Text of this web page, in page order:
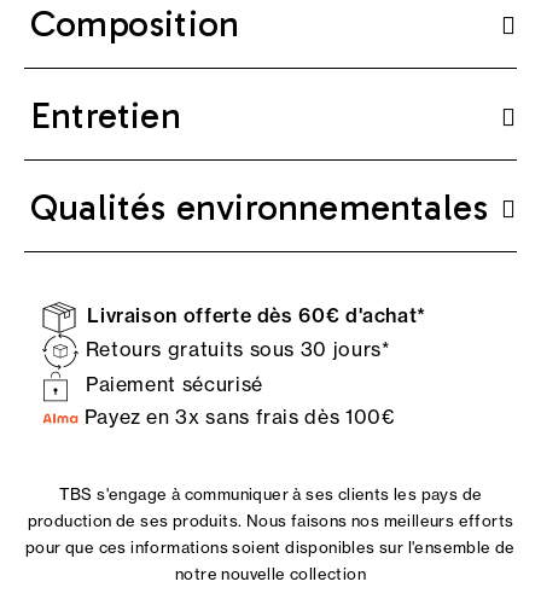
Composition
Entretien
Qualités environnementales
Livraison offerte dès 60€ d'achat*
Retours gratuits sous 30 jours*
Paiement sécurisé
Payez en 3x sans frais dès 100€
TBS s'engage à communiquer à ses clients les pays de
production de ses produits. Nous faisons nos meilleurs efforts
pour que ces informations soient disponibles sur l'ensemble de
notre nouvelle collection